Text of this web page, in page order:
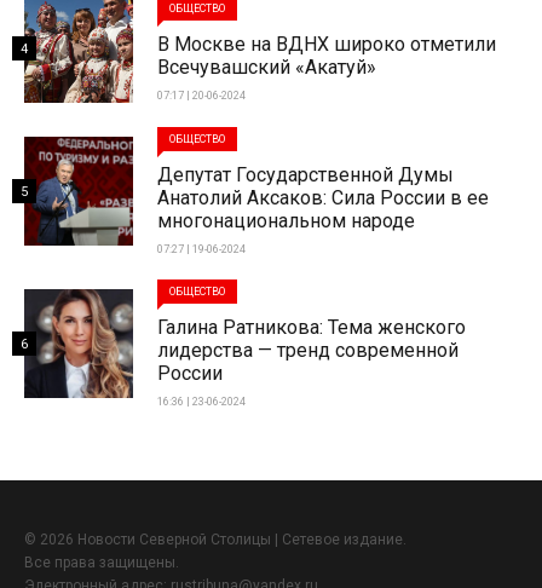
ОБЩЕСТВО
В Москве на ВДНХ широко отметили
Всечувашский «Акатуй»
07:17 | 20-06-2024
4
ОБЩЕСТВО
Депутат Государственной Думы
Анатолий Аксаков: Сила России в ее
многонациональном народе
07:27 | 19-06-2024
5
ОБЩЕСТВО
Галина Ратникова: Тема женского
лидерства — тренд современной
России
16:36 | 23-06-2024
6
© 2026 Новости Северной Столицы | Сетевое издание.
Все права защищены.